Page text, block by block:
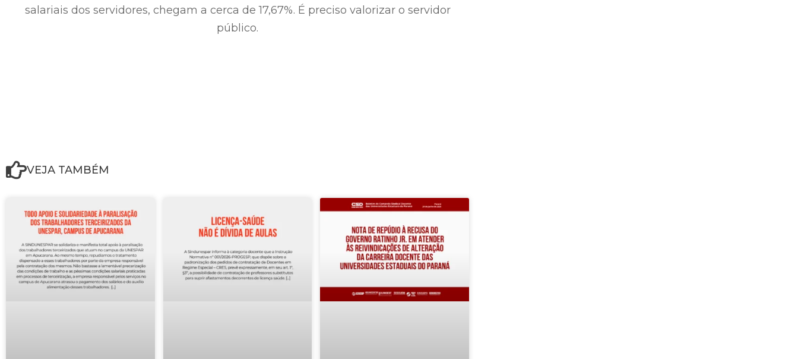
salariais dos servidores, chegam a cerca de 17,67%. É preciso valorizar o servidor
público.
VEJA TAMBÉM